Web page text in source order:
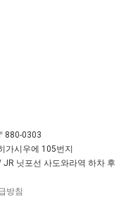
880-0303
가시우에 105번지
닛포선 사도와라역 하차 후
방침